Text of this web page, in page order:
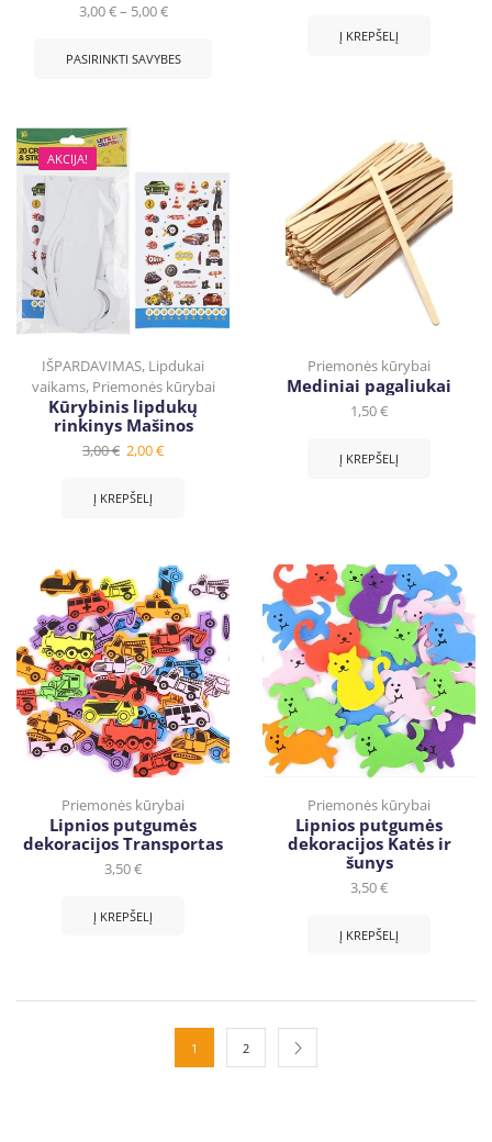
3,00€– 5,00€
PASIRINKTI SAVYBES
Į KREPŠELĮ
AKCIJA!
IŠPARDAVIMAS, Lipdukai
vaikams, Priemonės kūrybai
Kūrybinis lipdukų
rinkinys Mašinos
3,00€ 2,00€
Į KREPŠELĮ
Priemonės kūrybai
Mediniai pagaliukai
1,50€
Į KREPŠELĮ
Priemonės kūrybai
Lipnios putgumės
dekoracijos Transportas
3,50€
Į KREPŠELĮ
Priemonės kūrybai
Lipnios putgumės
dekoracijos Katės ir
šunys
3,50€
Į KREPŠELĮ
1 2